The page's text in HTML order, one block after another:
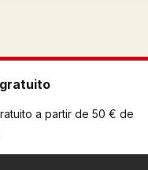
a partir de 50 € de